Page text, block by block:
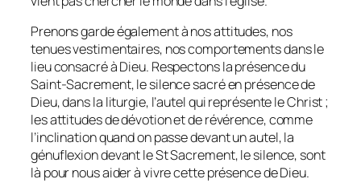
Prenons garde également à nos attitudes, nos
tenues vestimentaires, nos comportements dans le
lieu consacré à Dieu. Respectons la présence du
Saint-Sacrement, le silence sacré en présence de
Dieu, dans la liturgie, l’autel qui représente le Christ ;
les attitudes de dévotion et de révérence, comme
l’inclination quand on passe devant un autel, la
génuflexion devant le St Sacrement, le silence, sont
là pour nous aider à vivre cette présence de Dieu.